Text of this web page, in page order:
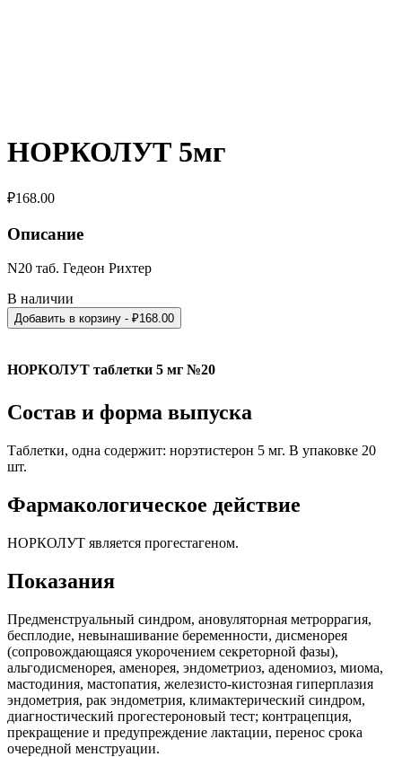
НОРКОЛУТ 5мг
₽168.00
Описание
N20 таб. Гедеон Рихтер
В наличии
Добавить в корзину - ₽168.00
НОРКОЛУТ таблетки 5 мг №20
Состав и форма выпуска
Таблетки, одна содержит: норэтистерон 5 мг. В упаковке 20
шт.
Фармакологическое действие
НОРКОЛУТ является прогестагеном.
Показания
Предменструальный синдром, ановуляторная метроррагия,
бесплодие, невынашивание беременности, дисменорея
(сопровождающаяся укорочением секреторной фазы),
альгодисменорея, аменорея, эндометриоз, аденомиоз, миома,
мастодиния, мастопатия, железисто-кистозная гиперплазия
эндометрия, рак эндометрия, климактерический синдром,
диагностический прогестероновый тест; контрацепция,
прекращение и предупреждение лактации, перенос срока
очередной менструации.